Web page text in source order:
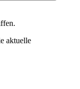
aktuelle